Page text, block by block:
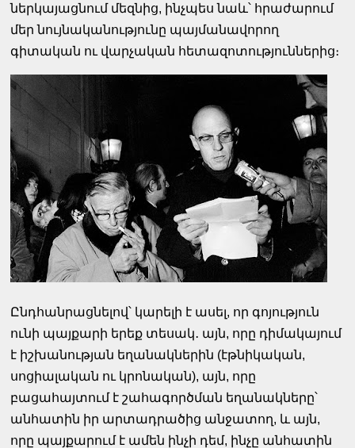
ներկայացնում մեզնից, ինչպես նաև՝ հրաժարում
մեր նույնականությունը պայմանավորող
գիտական ու վարչական հետազոտություններից։
Ընդհանրացնելով՝ կարելի է ասել, որ գոյություն
ունի պայքարի երեք տեսակ․ այն, որը դիմակայում
է իշխանության եղանակներին (էթնիկական,
սոցիալական ու կրոնական), այն, որը
բացահայտում է շահագործման եղանակները՝
անհատին իր արտադրածից անջատող, և այն,
որը պայքարում է ամեն ինչի դեմ, ինչը անհատին